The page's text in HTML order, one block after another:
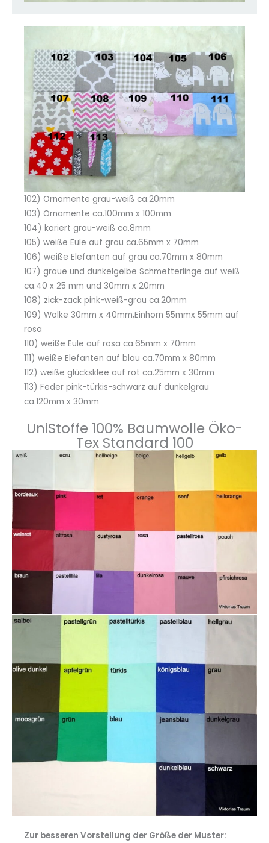
102) Ornamente grau-weiß ca.20mm
103) Ornamente ca.100mm x 100mm
104) kariert grau-weiß ca.8mm
105) weiße Eule auf grau ca.65mm x 70mm
106) weiße Elefanten auf grau ca.70mm x 80mm
107) graue und dunkelgelbe Schmetterlinge auf weiß
ca.40 x 25 mm und 30mm x 20mm
108) zick-zack pink-weiß-grau ca.20mm
109) Wolke 30mm x 40mm,Einhorn 55mmx 55mm auf
rosa
110) weiße Eule auf rosa ca.65mm x 70mm
111) weiße Elefanten auf blau ca.70mm x 80mm
112) weiße glücksklee auf rot ca.25mm x 30mm
113) Feder pink-türkis-schwarz auf dunkelgrau
ca.120mm x 30mm
UniStoffe 100% Baumwolle Öko-
Tex Standard 100
Zur besseren Vorstellung der Größe der Muster: